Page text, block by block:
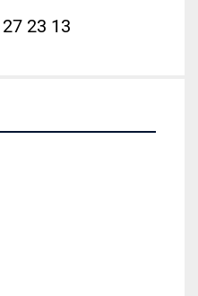
23 13